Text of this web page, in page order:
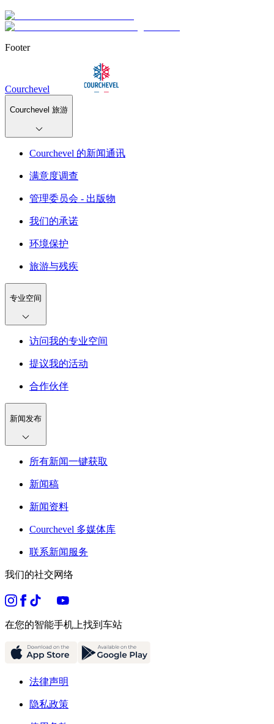
Footer
Courchevel
Courchevel 旅游
Courchevel 的新闻通讯
满意度调查
管理委员会 - 出版物
我们的承诺
环境保护
旅游与残疾
专业空间
访问我的专业空间
提议我的活动
合作伙伴
新闻发布
所有新闻一键获取
新闻稿
新闻资料
Courchevel 多媒体库
联系新闻服务
我们的社交网络
在您的智能手机上找到车站
法律声明
隐私政策